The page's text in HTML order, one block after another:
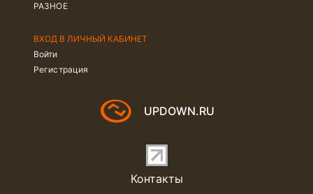
РАЗНОЕ
ВХОД В ЛИЧНЫЙ КАБИНЕТ
Войти
Регистрация
UPDOWN.RU
Контакты